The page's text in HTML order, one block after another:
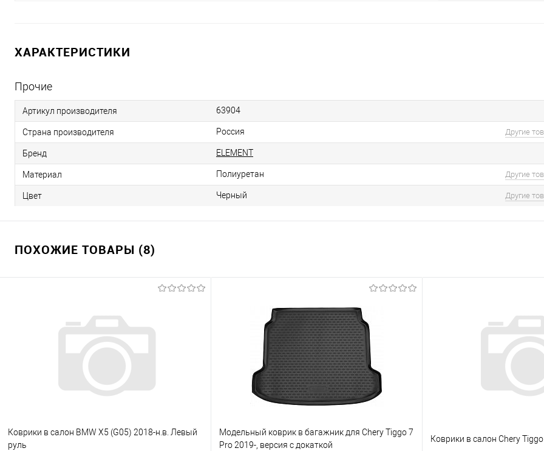
ХАРАКТЕРИСТИКИ
Прочие
Артикул производителя 63904
Страна производителя Россия Другие
Бренд ELEMENT
Материал Полиуретан Другие
Цвет Черный Другие
ПОХОЖИЕ ТОВАРЫ (8)
Коврики в салон BMW X5 (G05) 2018-н.в. Левый
руль
Модельный коврик в багажник для Chery Tiggo 7
Pro 2019-, версия с докаткой
Коврики в салон Chery Tiggo